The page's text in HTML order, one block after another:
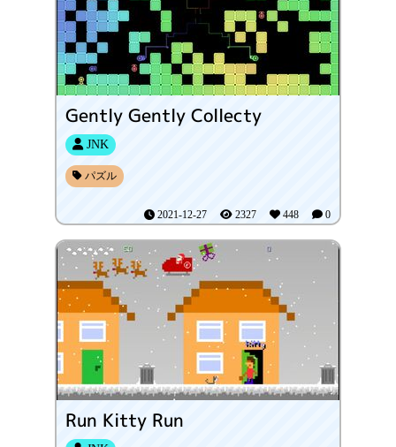
Gently Gently Collecty
JNK
パズル
2021-12-27 2327 448 0
Run Kitty Run